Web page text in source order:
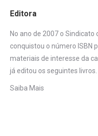
Editora
No ano de 2007 o
conquistou o número ISBN
materiais de interesse da
já editou os seguintes livros.
Saiba Mais